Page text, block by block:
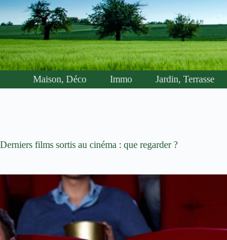
Maison, Déco Immo Jardin, Terrasse
Derniers films sortis au cinéma : que regarder ?